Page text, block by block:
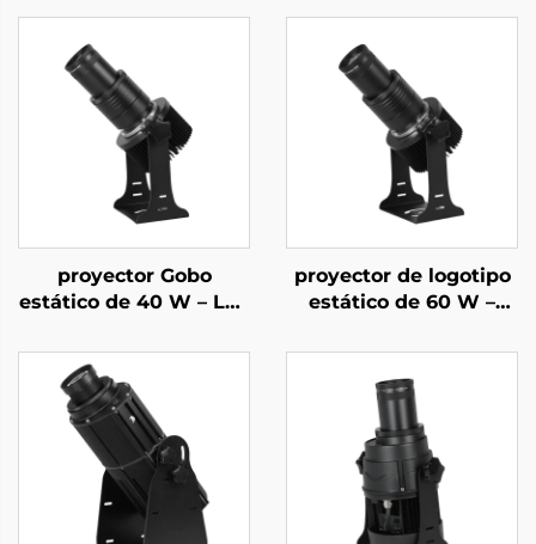
proyector Gobo
estático de 40 W – Luz
impermeable IP67
para fachadas de
tiendas
proyector de logotipo
estático de 60 W –
para anuncios
comerciales y
pantallas de
advertencia